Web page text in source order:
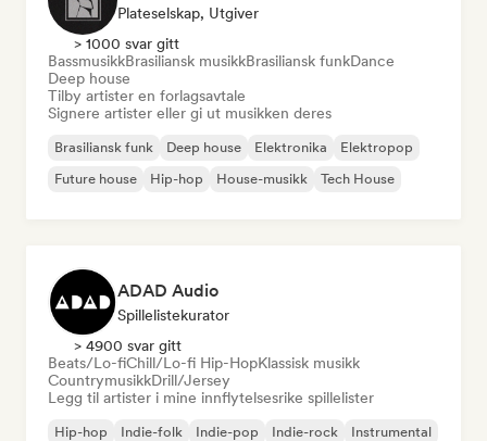
Plateselskap, Utgiver
> 1000 svar gitt
BassmusikkBrasiliansk musikkBrasiliansk funkDance
Deep house
Tilby artister en forlagsavtale
Signere artister eller gi ut musikken deres
Brasiliansk funk Deep house Elektronika
Elektropop
Future house
Hip-hop House-musikk Tech House
ADAD Audio
Spillelistekurator
> 4900 svar gitt
Beats/Lo-fiChill/Lo-fi Hip-HopKlassisk musikk
CountrymusikkDrill/Jersey
Legg til artister i mine innflytelsesrike spillelister
Hip-hop Indie-folk Indie-pop Indie-rock
Instrumental